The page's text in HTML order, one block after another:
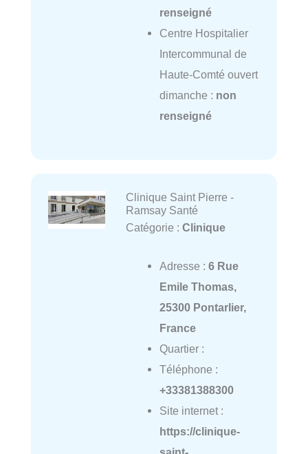
renseigné
Centre Hospitalier
Intercommunal de
Haute-Comté ouvert
dimanche : non
renseigné
Clinique Saint Pierre -
Ramsay Santé
Catégorie : Clinique
Adresse : 6 Rue
Emile Thomas,
25300 Pontarlier,
France
Quartier :
Téléphone :
+33381388300
Site internet :
https://clinique-